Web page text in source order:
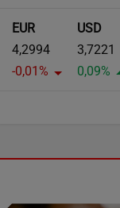
EUR
4,2994
-0,01%
USD
3,7221
0,09%